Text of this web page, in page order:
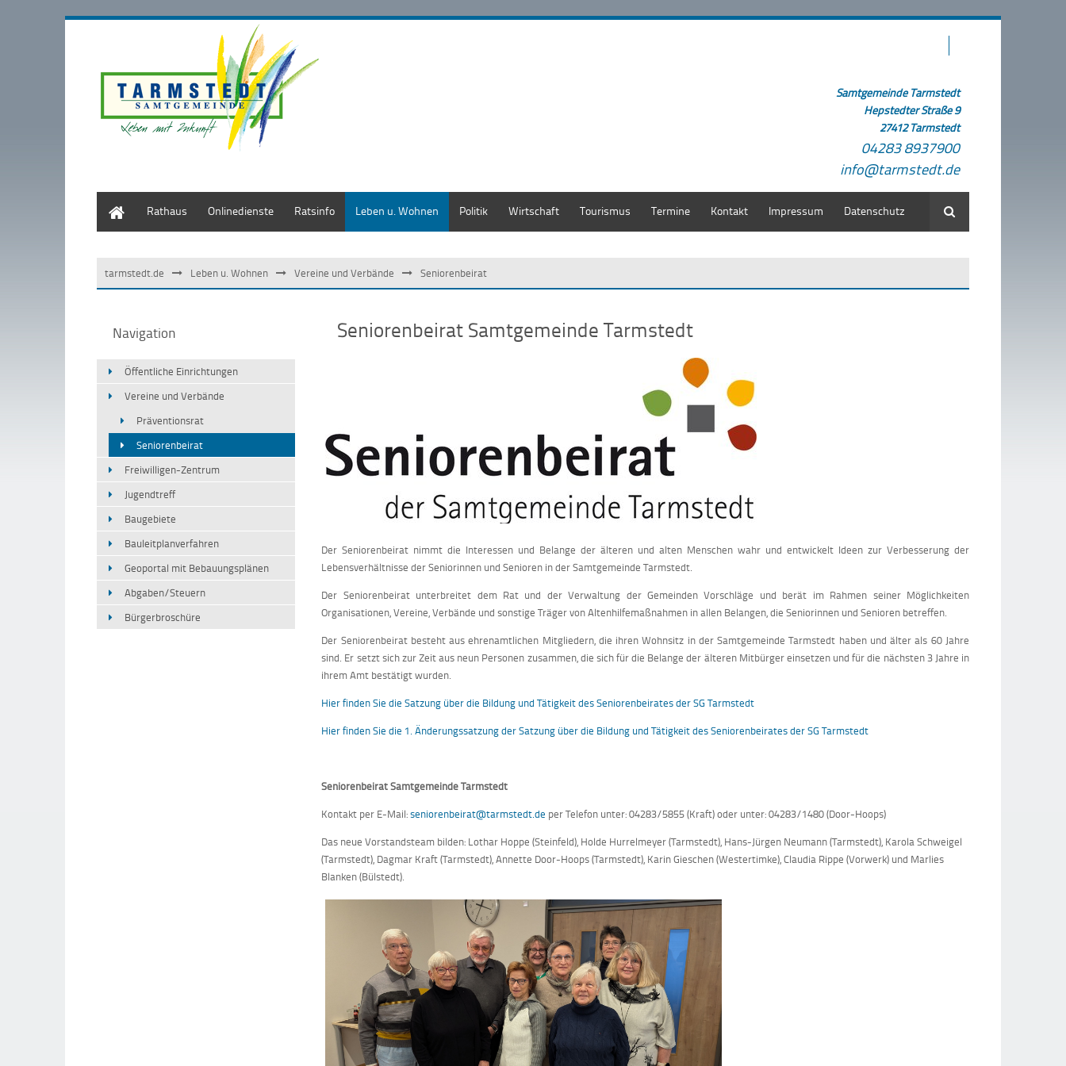
Samtgemeinde Tarmstedt
Hepstedter Straße 9
27412 Tarmstedt
04283 8937900
info@tarmstedt.de
Rathaus Onlinedienste Ratsinfo Leben u. Wohnen Politik Wirtschaft Tourismus Termine Kontakt Impressum Datenschutz Suche
tarmstedt.de Leben u. Wohnen Vereine und Verbände Seniorenbeirat
Navigation
Öffentliche Einrichtungen
Vereine und Verbände
Präventionsrat
Seniorenbeirat
Freiwilligen-Zentrum
Jugendtreff
Baugebiete
Bauleitplanverfahren
Geoportal mit Bebauungsplänen
Abgaben/Steuern
Bürgerbroschüre
Seniorenbeirat Samtgemeinde Tarmstedt
Der Seniorenbeirat nimmt die Interessen und Belange der älteren und alten Menschen wahr und entwickelt Ideen zur Verbesserung der
Lebensverhältnisse der Seniorinnen und Senioren in der Samtgemeinde Tarmstedt.
Der Seniorenbeirat unterbreitet dem Rat und der Verwaltung der Gemeinden Vorschläge und berät im Rahmen seiner Möglichkeiten
Organisationen, Vereine, Verbände und sonstige Träger von Altenhilfemaßnahmen in allen Belangen, die Seniorinnen und Senioren betreffen.
Der Seniorenbeirat besteht aus ehrenamtlichen Mitgliedern, die ihren Wohnsitz in der Samtgemeinde Tarmstedt haben und älter als 60 Jahre
sind. Er setzt sich zur Zeit aus neun Personen zusammen, die sich für die Belange der älteren Mitbürger einsetzen und für die nächsten 3 Jahre in
ihrem Amt bestätigt wurden.
Hier finden Sie die Satzung über die Bildung und Tätigkeit des Seniorenbeirates der SG Tarmstedt
Hier finden Sie die 1. Änderungssatzung der Satzung über die Bildung und Tätigkeit des Seniorenbeirates der SG Tarmstedt
Seniorenbeirat Samtgemeinde Tarmstedt
Kontakt per E-Mail:seniorenbeirat@tarmstedt.de per Telefon unter: 04283/5855 (Kraft) oder unter: 04283/1480 (Door-Hoops)
Das neue Vorstandsteam bilden: Lothar Hoppe (Steinfeld), Holde Hurrelmeyer (Tarmstedt), Hans-Jürgen Neumann (Tarmstedt), Karola Schweigel
(Tarmstedt), Dagmar Kraft (Tarmstedt), Annette Door-Hoops (Tarmstedt), Karin Gieschen (Westertimke), Claudia Rippe (Vorwerk) und Marlies
Blanken (Bülstedt).